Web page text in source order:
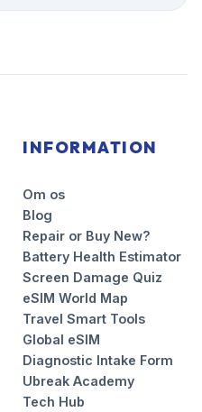
INFORMATION
Om os
Blog
Repair or Buy New?
Battery Health Estimator
Screen Damage Quiz
eSIM World Map
Travel Smart Tools
Global eSIM
Diagnostic Intake Form
Ubreak Academy
Tech Hub